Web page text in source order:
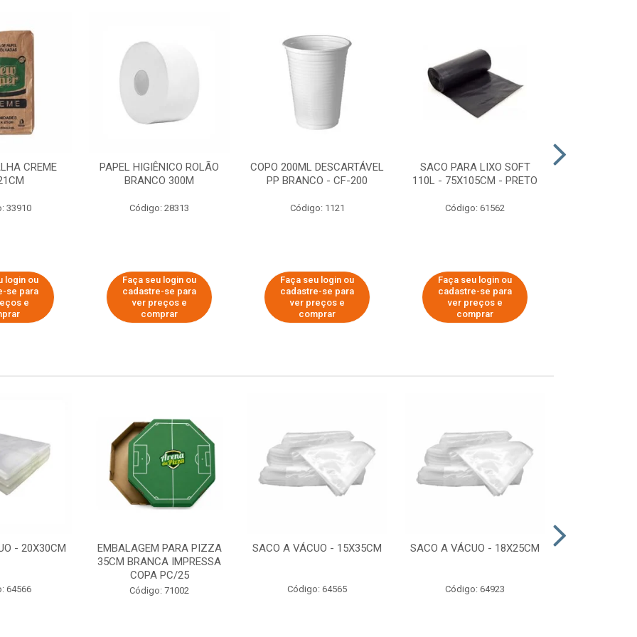
CREME
33910
login ou
se para
e
PAPEL HIGIÊNICO ROLÃO
BRANCO 300M
Código: 28313
Faça seu login ou
cadastre-se para
ver preços e
comprar
COPO 200ML DESCARTÁVEL
PP BRANCO - CF-200
Código: 1121
Faça seu login ou
cadastre-se para
ver preços e
comprar
SACO PARA LIXO SOFT
110L - 75X105CM - PRETO
Código: 61562
Faça seu login ou
cadastre-se para
ver preços e
comprar
- 20X30CM
64566
EMBALAGEM PARA PIZZA
35CM BRANCA IMPRESSA
COPA PC/25
Código: 71002
SACO A VÁCUO - 15X35CM
Código: 64565
SACO A VÁCUO - 18X25CM
Código: 64923